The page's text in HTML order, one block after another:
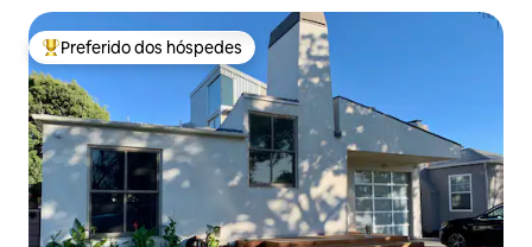
Entre os melhores preferidos dos hóspedes
Preferido dos hóspedes